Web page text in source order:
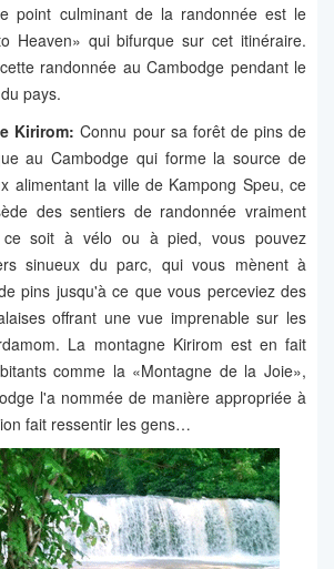
point culminant de la randonnée est le
Heaven» qui bifurque sur cet itinéraire.
randonnée au Cambodge pendant le
pays.
Kirirom: Connu pour sa forêt de pins de
au Cambodge qui forme la source de
alimentant la ville de Kampong Speu, ce
des sentiers de randonnée vraiment
ce soit à vélo ou à pied, vous pouvez
sinueux du parc, qui vous mènent à
pins jusqu'à ce que vous perceviez des
offrant une vue imprenable sur les
La montagne Kirirom est en fait
comme la «Montagne de la Joie»,
l'a nommée de manière appropriée à
fait ressentir les gens…